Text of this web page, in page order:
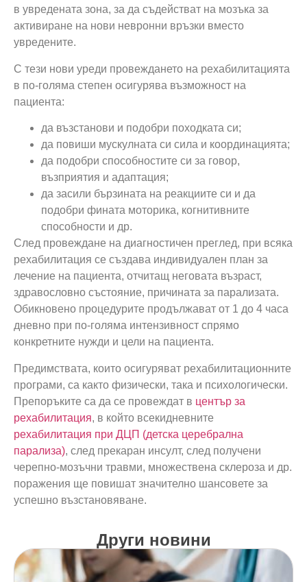
в увредената зона, за да съдействат на мозъка за
активиране на нови невронни връзки вместо
увредените.
С тези нови уреди провеждането на рехабилитацията
в по-голяма степен осигурява възможност на
пациента:
да възстанови и подобри походката си;
да повиши мускулната си сила и координацията;
да подобри способностите си за говор,
възприятия и адаптация;
да засили бързината на реакциите си и да
подобри фината моторика, когнитивните
способности и др.
След провеждане на диагностичен преглед, при всяка
рехабилитация се създава индивидуален план за
лечение на пациента, отчитащ неговата възраст,
здравословно състояние, причината за парализата.
Обикновено процедурите продължават от 1 до 4 часа
дневно при по-голяма интензивност спрямо
конкретните нужди и цели на пациента.
Предимствата, които осигуряват рехабилитационните
програми, са както физически, така и психологически.
Препоръките са да се провеждат в център за
рехабилитация, в който всекидневните
рехабилитация при ДЦП (детска церебрална
парализа), след прекаран инсулт, след получени
черепно-мозъчни травми, множествена склероза и др.
поражения ще повишат значително шансовете за
успешно възстановяване.
Други новини